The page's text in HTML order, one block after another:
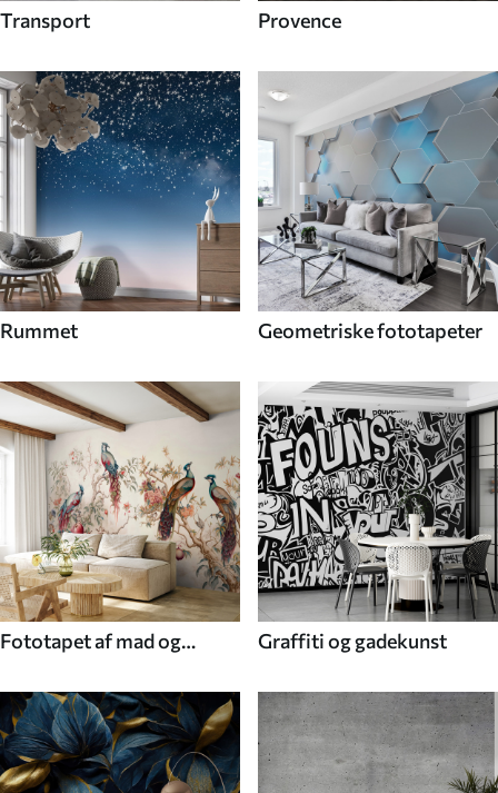
Transport Provence
Rummet Geometriske fototapeter
Fototapet af mad og
Graffiti og gadekunst